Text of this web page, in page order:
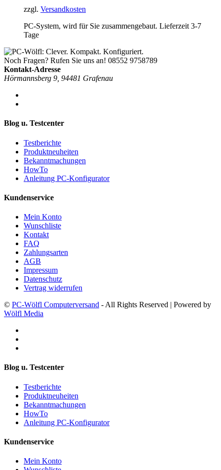
zzgl. Versandkosten
PC-System, wird für Sie zusammengebaut. Lieferzeit 3-7
Tage
Noch Fragen? Rufen Sie uns an! 08552 9758789
Kontakt-Adresse
Hörmannsberg 9, 94481 Grafenau
Blog u. Testcenter
Testberichte
Produktneuheiten
Bekanntmachungen
HowTo
Anleitung PC-Konfigurator
Kundenservice
Mein Konto
Wunschliste
Kontakt
FAQ
Zahlungsarten
AGB
Impressum
Datenschutz
Vertrag widerrufen
© PC-Wölfl Computerversand - All Rights Reserved | Powered by
Wölfl Media
Blog u. Testcenter
Testberichte
Produktneuheiten
Bekanntmachungen
HowTo
Anleitung PC-Konfigurator
Kundenservice
Mein Konto